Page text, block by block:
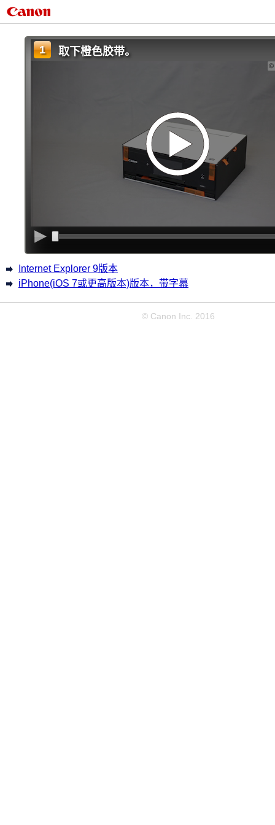
1 取下橙色胶带。
Internet Explorer 9版本
iPhone(iOS 7或更高版本)版本，带字幕
© Canon Inc. 2016